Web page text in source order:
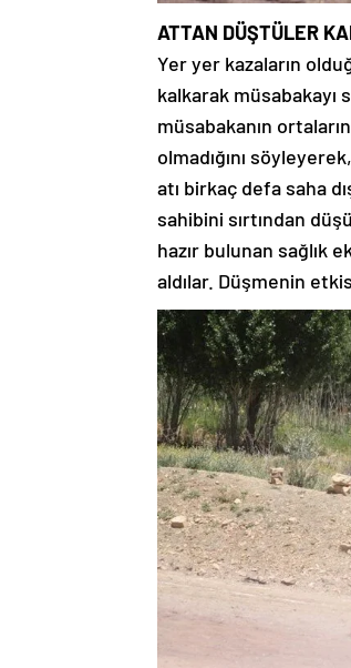
ATTAN DÜŞTÜLER
Yer yer kazaların
kalkarak müsabakayı
müsabakanın
olmadığını
atı birkaç defa saha
sahibini sırtından
hazır bulunan sağlık
aldılar. Düşmenin